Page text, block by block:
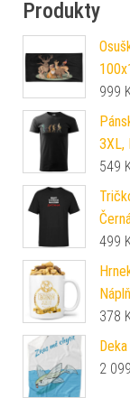
Produkty
999
3XL,
549
499
378
2 099